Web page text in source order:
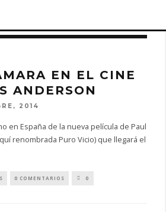
EN EL CINE
ANDERSON
2014
en España de la nueva película de Paul
renombrada Puro Vicio) que llegará el
0 COMENTARIOS 0